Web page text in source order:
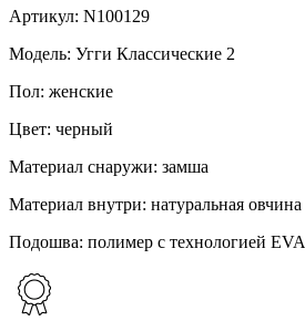
Артикул: N100129
Модель: Угги Классические 2
Пол: женские
Цвет: черный
Материал снаружи: замша
Материал внутри: натуральная овчина
Подошва: полимер с технологией EVA